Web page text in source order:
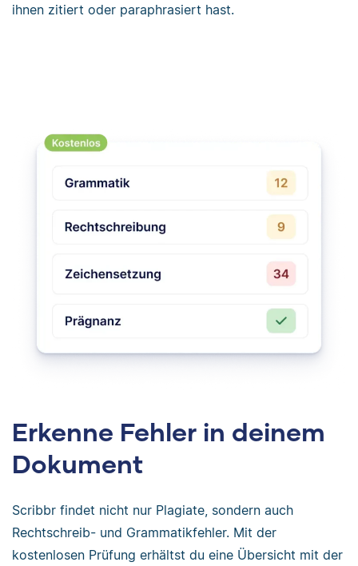
ihnen zitiert oder paraphrasiert hast.
Erkenne Fehler in deinem
Dokument
Scribbr findet nicht nur Plagiate, sondern auch
Rechtschreib- und Grammatikfehler. Mit der
kostenlosen Prüfung erhältst du eine Übersicht mit der